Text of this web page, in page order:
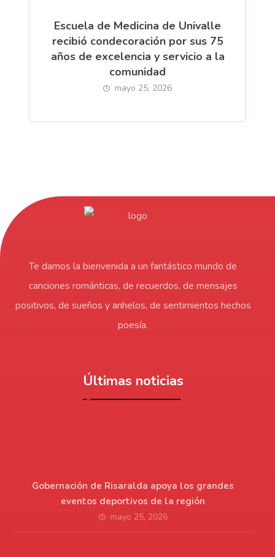
Escuela de Medicina de Univalle
recibió condecoración por sus 75
años de excelencia y servicio a la
comunidad
mayo 25, 2026
Te damos la bienvenida a un fantástico mundo de
canciones románticas, de recuerdos, de mensajes
positivos, de sueños y anhelos, de sentimientos hechos
poesía.
Últimas noticias
Gobernación de Risaralda apoya los grandes
eventos deportivos de la región
mayo 25, 2026